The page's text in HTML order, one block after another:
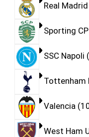
Real Madrid
Sporting CP
SSC Napoli
Tottenham
Valencia
West Ham